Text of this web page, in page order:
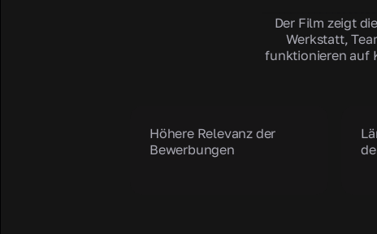
Der Film zeigt
Werkstatt,
funktionieren auf
Höhere Relevanz der
Bewerbungen